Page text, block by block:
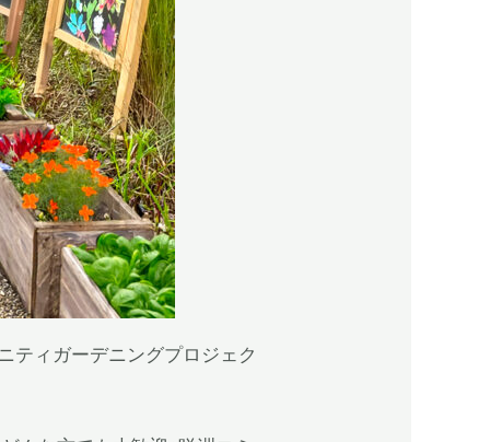
ティガーデニングプロジェク